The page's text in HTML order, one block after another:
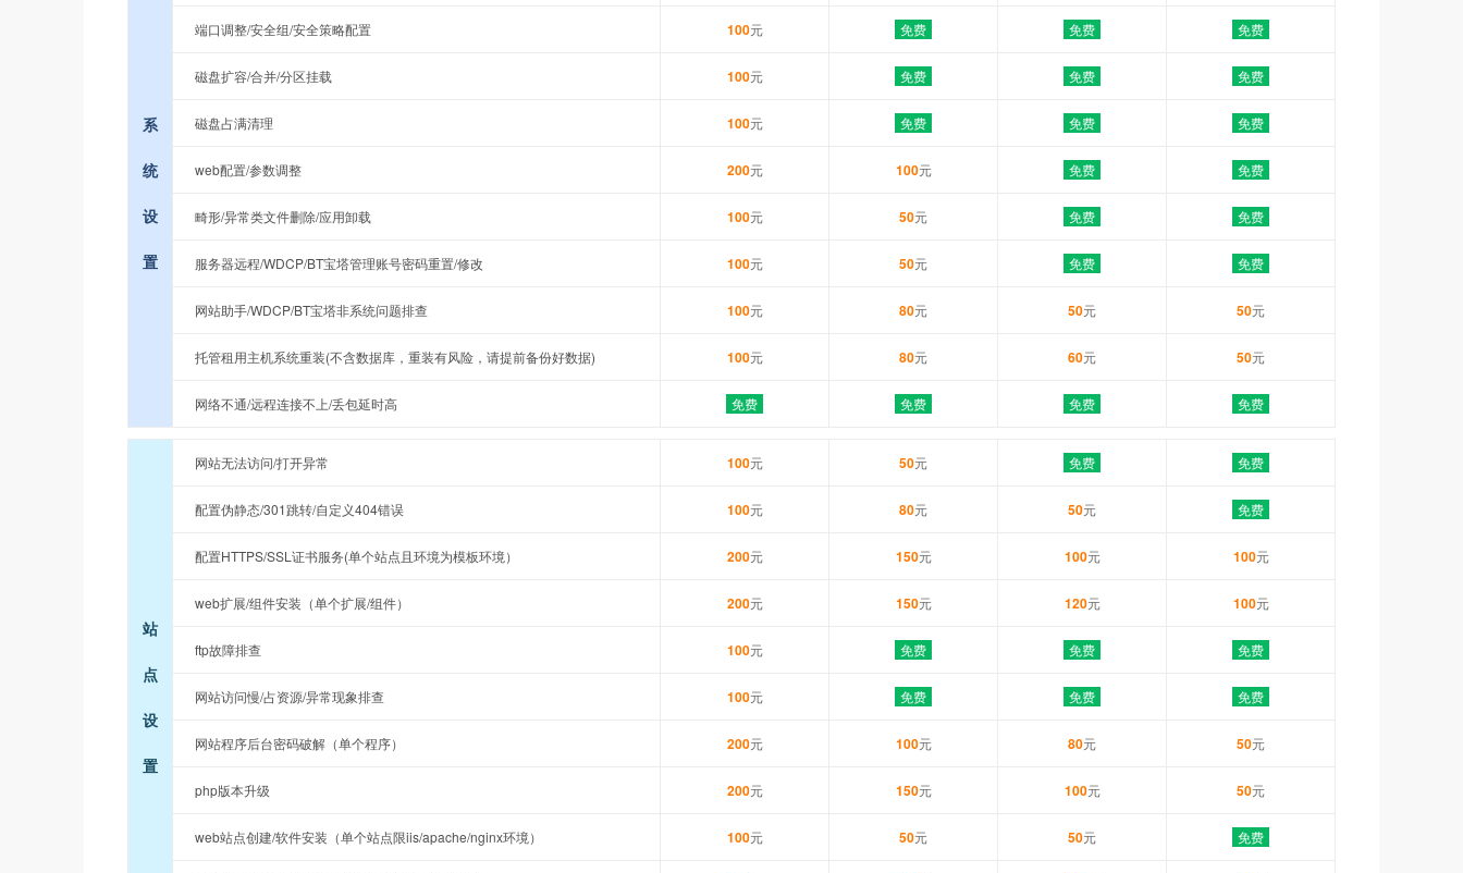
系
统
设
置
端口调整/安全组/安全策略配置 100元 免费 免费 免费
磁盘扩容/合并/分区挂载 100元 免费 免费 免费
磁盘占满清理 100元 免费 免费 免费
web配置/参数调整 200元 100元 免费 免费
畸形/异常类文件删除/应用卸载 100元 50元 免费 免费
服务器远程/WDCP/BT宝塔管理账号密码重置/修改 100元 50元 免费 免费
网站助手/WDCP/BT宝塔非系统问题排查 100元 80元 50元 50元
托管租用主机系统重装(不含数据库，重装有风险，请提前备份好数据) 100元 80元 60元 50元
网络不通/远程连接不上/丢包延时高 免费 免费 免费 免费
站
点
设
置
网站无法访问/打开异常 100元 50元 免费 免费
配置伪静态/301跳转/自定义404错误 100元 80元 50元 免费
配置HTTPS/SSL证书服务(单个站点且环境为模板环境） 200元 150元 100元 100元
web扩展/组件安装（单个扩展/组件） 200元 150元 120元 100元
ftp故障排查 100元 免费 免费 免费
网站访问慢/占资源/异常现象排查 100元 免费 免费 免费
网站程序后台密码破解（单个程序） 200元 100元 80元 50元
php版本升级 200元 150元 100元 50元
web站点创建/软件安装（单个站点限iis/apache/nginx环境） 100元 50元 50元 免费